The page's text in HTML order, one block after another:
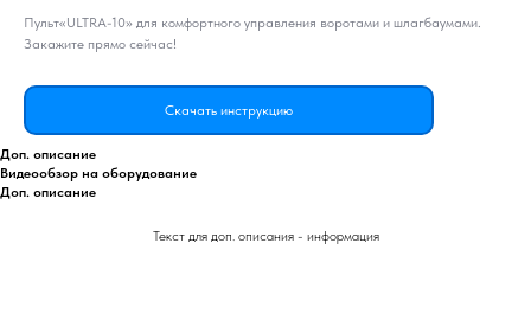
Пульт«ULTRA-10» для комфортного управления воротами и шлагбаумами.
Закажите прямо сейчас!
Скачать инструкцию
Доп. описание
Видеообзор на оборудование
Доп. описание
Текст для доп. описания - информация